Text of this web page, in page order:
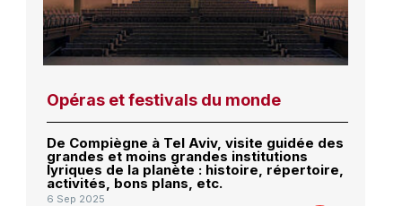
Opéras et festivals du monde
De Compiègne à Tel Aviv, visite guidée des
grandes et moins grandes institutions
lyriques de la planète : histoire, répertoire,
activités, bons plans, etc.
6 Sep 2025